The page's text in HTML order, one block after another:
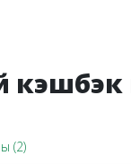
кэшбэк
(2)